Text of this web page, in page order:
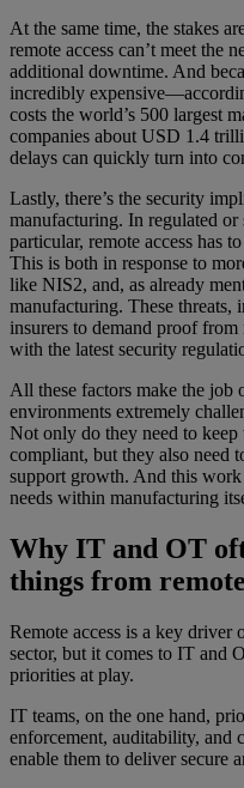
At the same time, the stakes
remote access can’t meet the
additional downtime. And
incredibly
costs the world’s 500 largest
companies about USD 1.4
delays can quickly turn into
Lastly, there’s the security
manufacturing. In regulated
particular, remote access has
This is both in response to
like NIS2, and, as already
manufacturing. These threats,
insurers to demand proof
with the latest security
All these factors make the
environments extremely
Not only do they need to
compliant, but they also need
support growth. And this
needs within manufacturing
Why IT and OT
things from remote
Remote access is a key driver
sector, but it comes to IT and
priorities at play.
IT teams, on the one hand,
enforcement, auditability, and
enable them to deliver secure